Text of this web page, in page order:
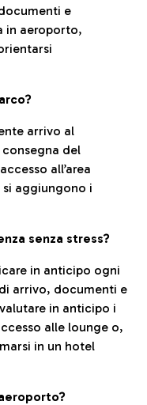
e
in aeroporto,
arrivo al
del
all’area
aggiungono i
senza stress?
in anticipo ogni
arrivo, documenti e
in anticipo i
alle lounge o,
in un hotel